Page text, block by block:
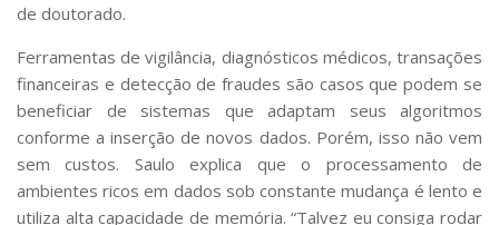
de doutorado.
Ferramentas de vigilância, diagnósticos médicos, transações
financeiras e detecção de fraudes são casos que podem se
beneficiar de sistemas que adaptam seus algoritmos
conforme a inserção de novos dados. Porém, isso não vem
sem custos. Saulo explica que o processamento de
ambientes ricos em dados sob constante mudança é lento e
utiliza alta capacidade de memória. “Talvez eu consiga rodar